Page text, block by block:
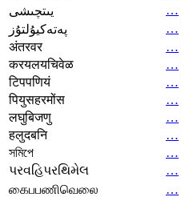
يىتچىشى
…
پەتەكيۇلتۇز
…
अंतरवर
…
करयलयचिवेळ
…
टिपपणियं
…
पियुसहरमोंस
…
लघुबिजणु
…
हलुदबनि
…
সমিপে
…
પરવહિપરથિમેલ
…
கைபபணிவெலை
…